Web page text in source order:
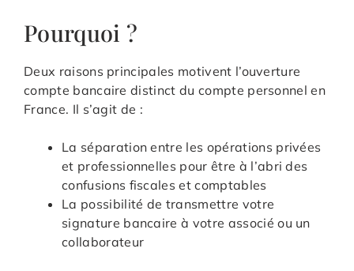
Pourquoi ?
Deux raisons principales motivent l’ouverture
compte bancaire distinct du compte personnel en
France. Il s’agit de :
La séparation entre les opérations privées
et professionnelles pour être à l’abri des
confusions fiscales et comptables
La possibilité de transmettre votre
signature bancaire à votre associé ou un
collaborateur